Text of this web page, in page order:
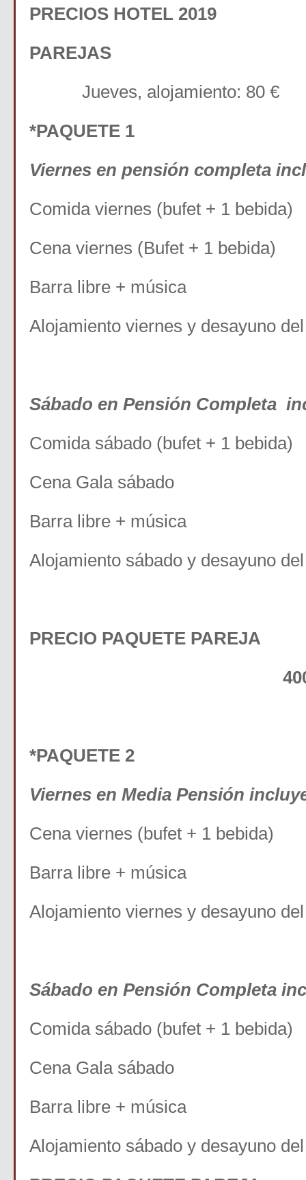
PRECIOS HOTEL 2019
PAREJAS
Jueves, alojamiento: 80 €
*PAQUETE 1
Viernes en pensión completa
Comida viernes (bufet + 1 bebida)
Cena viernes (Bufet + 1 bebida)
Barra libre + música
Alojamiento viernes y desayuno
Sábado en Pensión Completa
Comida sábado (bufet + 1 bebida)
Cena Gala sábado
Barra libre + música
Alojamiento sábado y desayuno
PRECIO PAQUETE PAREJA
400 €
*PAQUETE 2
Viernes en Media Pensión
Cena viernes (bufet + 1 bebida)
Barra libre + música
Alojamiento viernes y desayuno
Sábado en Pensión Completa
Comida sábado (bufet + 1 bebida)
Cena Gala sábado
Barra libre + música
Alojamiento sábado y desayuno